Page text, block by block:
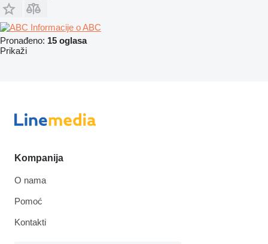
Informacije o ABC
Pronađeno: 15 oglasa
Prikaži
Kompanija
O nama
Pomoć
Kontakti